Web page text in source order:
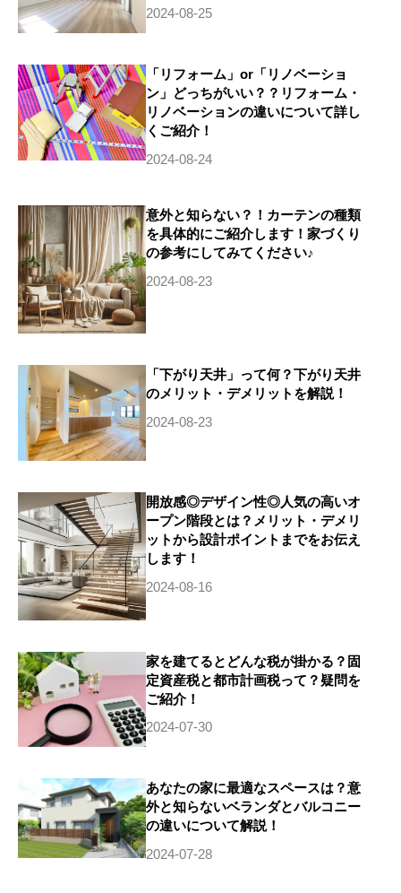
2024-08-25
「リフォーム」or「リノベーショ
ン」どっちがいい？？リフォーム・
リノベーションの違いについて詳し
くご紹介！
2024-08-24
意外と知らない？！カーテンの種類
を具体的にご紹介します！家づくり
の参考にしてみてください♪
2024-08-23
「下がり天井」って何？下がり天井
のメリット・デメリットを解説！
2024-08-23
開放感◎デザイン性◎人気の高いオ
ープン階段とは？メリット・デメリ
ットから設計ポイントまでをお伝え
します！
2024-08-16
家を建てるとどんな税が掛かる？固
定資産税と都市計画税って？疑問を
ご紹介！
2024-07-30
あなたの家に最適なスペースは？意
外と知らないベランダとバルコニー
の違いについて解説！
2024-07-28